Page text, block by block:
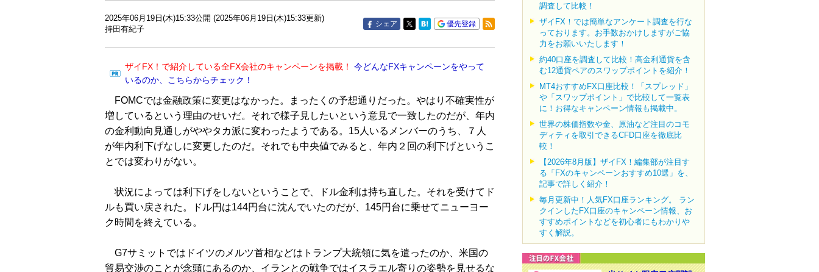
2025年06月19日(木)15:33公開 (2025年06月19日(木)15:33更新)
持田有紀子
シェア 優先登録
ザイFX！で紹介している全FX会社のキャンペーンを掲載！
今どんなFXキャンペーンをやって
いるのか、こちらからチェック！
FOMCでは金融政策に変更はなかった。まったくの予想通りだった。やはり不確実性が
増しているという理由のせいだ。それで様子見したいという意見で一致したのだが、年内
の金利動向見通しがややタカ派に変わったようである。15人いるメンバーのうち、７人
が年内利下げなしに変更したのだ。それでも中央値でみると、年内２回の利下げというこ
とでは変わりがない。
状況によっては利下げをしないということで、ドル金利は持ち直した。それを受けてド
ルも買い戻された。ドル円は144円台に沈んでいたのだが、145円台に乗せてニューヨー
ク時間を終えている。
G7サミットではドイツのメルツ首相などはトランプ大統領に気を遣ったのか、米国の
貿易交渉のことが念頭にあるのか、イランとの戦争ではイスラエル寄りの姿勢を見せるな
調査して比較！
ザイFX！では簡単なアンケート調査を行な
っております。お手数おかけしますがご協
力をお願いいたします！
約40口座を調査して比較！高金利通貨を含
む12通貨ペアのスワップポイントを紹介！
MT4おすすめFX口座比較！「スプレッド」
や「スワップポイント」で比較して一覧表
に！お得なキャンペーン情報も掲載中。
世界の株価指数や金、原油など注目のコモ
ディティを取引できるCFD口座を徹底比
較！
【2026年8月版】ザイFX！編集部が注目す
る「FXのキャンペーンおすすめ10選」を、
記事で詳しく紹介！
毎月更新中！人気FX口座ランキング。 ラン
クインしたFX口座のキャンペーン情報、お
すすめポイントなどを初心者にもわかりや
すく解説。